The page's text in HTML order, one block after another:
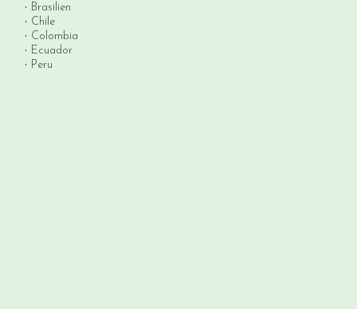
Brasilien
Chile
Colombia
Ecuador
Peru